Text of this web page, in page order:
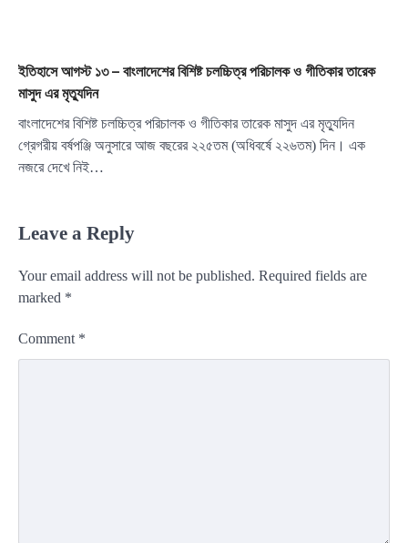
ইতিহাসে আগস্ট ১৩ – বাংলাদেশের বিশিষ্ট চলচ্চিত্র পরিচালক ও গীতিকার তারেক
মাসুদ এর মৃত্যুদিন
বাংলাদেশের বিশিষ্ট চলচ্চিত্র পরিচালক ও গীতিকার তারেক মাসুদ এর মৃত্যুদিন
গ্রেগরীয় বর্ষপঞ্জি অনুসারে আজ বছরের ২২৫তম (অধিবর্ষে ২২৬তম) দিন। এক
নজরে দেখে নিই…
Leave a Reply
Your email address will not be published. Required fields are
marked *
Comment *